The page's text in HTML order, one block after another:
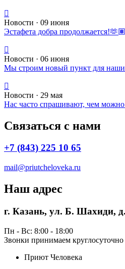
Новости · 09 июня
Эстафета добра продолжается!🫶🏽
Новости · 06 июня
Мы строим новый пункт для
Новости · 29 мая
Нас часто спрашивают, чем
Связаться с нами
+7 (843) 225 10 65
mail@priutcheloveka.ru
Наш адрес
г. Казань, ул. Б. Шахиди,
Пн - Вс: 8:00 - 18:00
Звонки принимаем круглосуточно
Приют Человека